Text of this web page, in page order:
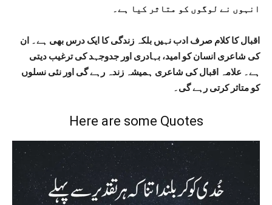
انہوں نے لوگوں کو متاثر کیا ہے۔
اقبال کا کلام صرف ادب نہیں بلکہ زندگی کا ایک درس بھی ہے۔ ان
کی شاعری انسان کو امید، بہادری اور جدوجہد کی ترغیب دیتی
ہے۔ علامہ اقبال کی شاعری ہمیشہ زندہ رہے گی اور نئی نسلوں
کو متاثر کرتی رہے گی۔
Here are some Quotes